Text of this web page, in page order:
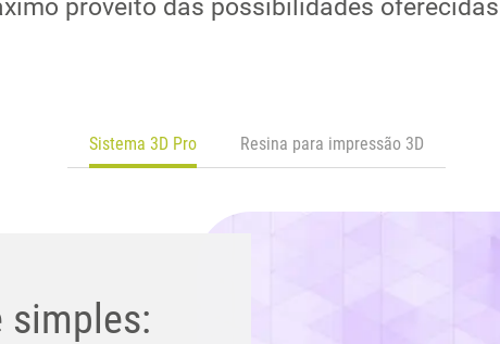
proveito das possibilidades
simples:
Sistema 3D Pro Resina para impressão 3D